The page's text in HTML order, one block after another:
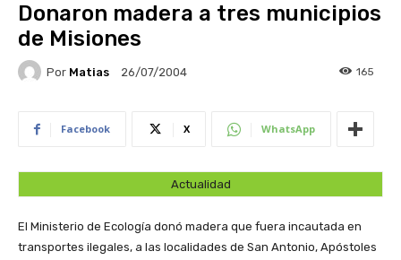
Donaron madera a tres municipios
de Misiones
Por Matias 26/07/2004 165
Facebook X WhatsApp
Actualidad
El Ministerio de Ecología donó madera que fuera incautada en
transportes ilegales, a las localidades de San Antonio, Apóstoles